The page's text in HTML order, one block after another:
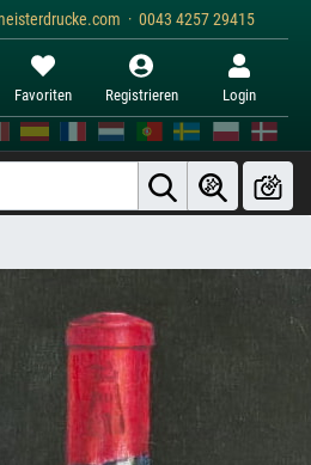
· 0043 4257 29415
Favoriten Registrieren Login